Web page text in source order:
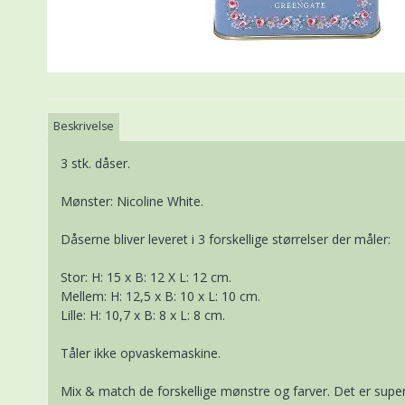
Beskrivelse
3 stk. dåser.
Mønster: Nicoline White.
Dåserne bliver leveret i 3 forskellige størrelser der måler:
Stor: H: 15 x B: 12 X L: 12 cm.
Mellem: H: 12,5 x B: 10 x L: 10 cm.
Lille: H: 10,7 x B: 8 x L: 8 cm.
Tåler ikke opvaskemaskine.
Mix & match de forskellige mønstre og farver. Det er